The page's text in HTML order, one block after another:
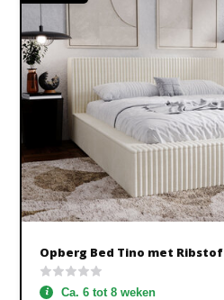
Opberg Bed Tino met Ribstof
Ca. 6 tot 8 weken